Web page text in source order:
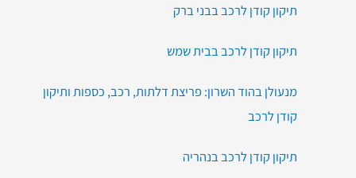
תיקון קודן לרכב בבני ברק
תיקון קודן לרכב בבית שמש
מנעולן בהוד השרון: פריצת דלתות, רכב, כספות ותיקון
קודן לרכב
תיקון קודן לרכב בנהריה